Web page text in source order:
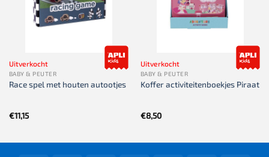
Uitverkocht
BABY & PEUTER
Race spel met houten autootjes
€11,15
Uitverkocht
BABY & PEUTER
Koffer activiteitenboekjes Piraat
€8,50